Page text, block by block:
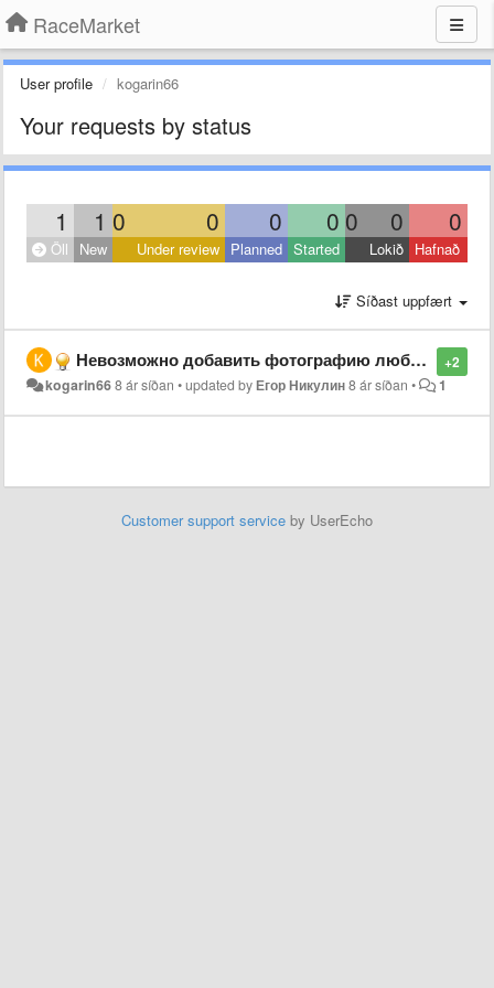
RaceMarket
User profile kogarin66
Your requests by status
1 1 0 0 0 0 0 0 0
Öll New Under review Planned Started Lokið Hafnað
Síðast uppfært
+2
Невозможно добавить фотографию любого размера, меньше 5 мигабайт, меньше 2х мегабайт, ни чего не добавляется
kogarin668 ár síðan •updated byЕгор Никулин8 ár síðan • 1
Customer support service by UserEcho